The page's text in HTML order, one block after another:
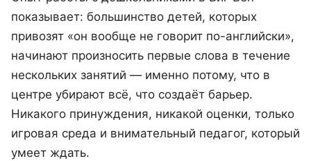
показывает: большинство детей, которых
привозят «он вообще не говорит по-английски»,
начинают произносить первые слова в течение
нескольких занятий — именно потому, что в
центре убирают всё, что создаёт барьер.
Никакого принуждения, никакой оценки, только
игровая среда и внимательный педагог, который
умеет ждать.